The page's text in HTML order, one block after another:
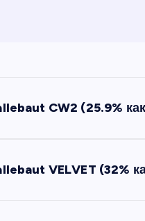
CW2 (25.9%
VELVET (32%